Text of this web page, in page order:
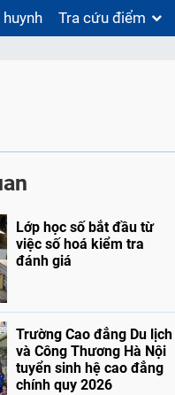
Tra cứu điểm
Lớp học số bắt đầu từ
việc số hoá kiểm tra
đánh giá
Trường Cao đẳng Du lịch
và Công Thương Hà Nội
tuyển sinh hệ cao đẳng
chính quy 2026